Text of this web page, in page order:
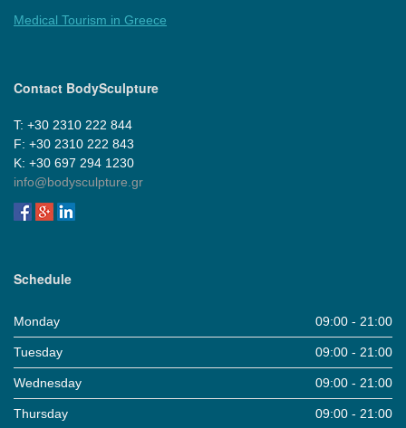
Medical Tourism in Greece
Contact BodySculpture
Τ: +30 2310 222 844
F: +30 2310 222 843
Κ: +30 697 294 1230
info@bodysculpture.gr
Schedule
Monday 09:00 - 21:00
Tuesday 09:00 - 21:00
Wednesday 09:00 - 21:00
Thursday 09:00 - 21:00